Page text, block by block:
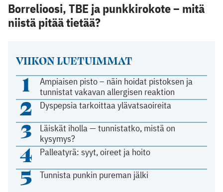
VIIKON LUETUIMMAT
1
Ampiaisen pisto – näin hoidat pistoksen ja
tunnistat vakavan allergisen reaktion
2 Dyspepsia tarkoittaa ylävatsaoireita
3
Läiskät iholla — tunnistatko, mistä on
kysymys?
4 Palleatyrä: syyt, oireet ja hoito
5 Tunnista punkin pureman jälki
Borrelioosi, TBE ja punkkirokote – mitä
niistä pitää tietää?